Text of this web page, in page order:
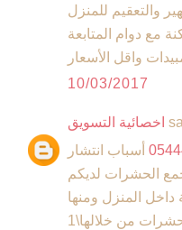
والتعقيم للمنزل
دوام المتابعة
واقل الأسعار
10/03/2017
اخصائية التسويق
أسباب انتشار
الحشرات لديكم
المنزل ومنها
من خلالها